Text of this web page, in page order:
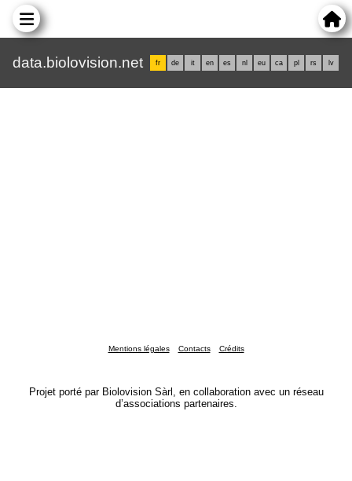
data.biolovision.net fr de it en es nl eu ca pl rs lv
Mentions légales Contacts Crédits
Projet porté par Biolovision Sàrl, en collaboration avec un réseau
d’associations partenaires.